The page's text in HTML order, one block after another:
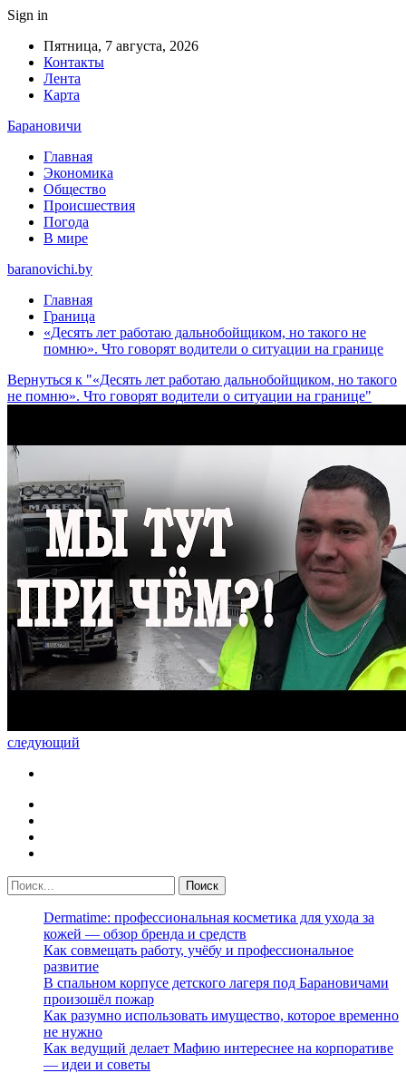
Sign in
Пятница, 7 августа, 2026
Контакты
Лента
Карта
Барановичи
Главная
Экономика
Общество
Происшествия
Погода
В мире
baranovichi.by
Главная
Граница
«Десять лет работаю дальнобойщиком, но такого не
помню». Что говорят водители о ситуации на границе
Вернуться к "«Десять лет работаю дальнобойщиком, но такого
не помню». Что говорят водители о ситуации на границе"
следующий
Dermatime: профессиональная косметика для ухода за
кожей — обзор бренда и средств
Как совмещать работу, учёбу и профессиональное
развитие
В спальном корпусе детского лагеря под Барановичами
произошёл пожар
Как разумно использовать имущество, которое временно
не нужно
Как ведущий делает Мафию интереснее на корпоративе
— идеи и советы